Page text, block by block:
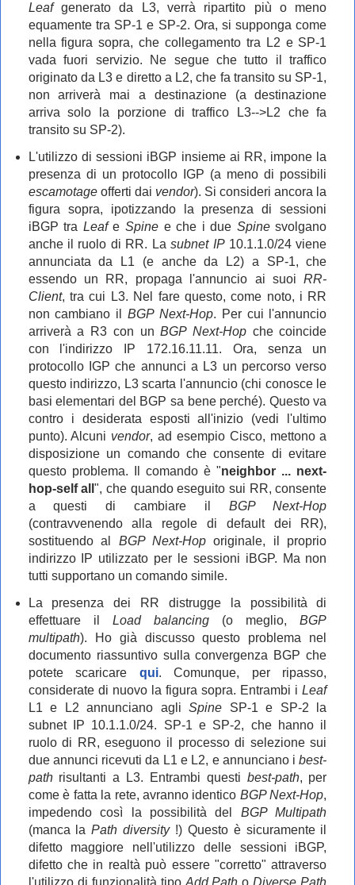
Leafgenerato da L3, verrà ripartito più o meno
equamente tra SP-1 e SP-2. Ora, si supponga come
nella figura sopra, che collegamento tra L2 e SP-1
vada fuori servizio. Ne segue che tutto il traffico
originato da L3 e diretto a L2, che fa transito su SP-1,
non arriverà mai a destinazione (a destinazione
arriva solo la porzione di traffico L3-->L2 che fa
transito su SP-2).
L'utilizzo di sessioni iBGP insieme ai RR, impone la
presenza di un protocollo IGP (a meno di possibili
escamotage offerti dai vendor). Si consideri ancora la
figura sopra, ipotizzando la presenza di sessioni
iBGP tra Leafe Spine e che i due Spinesvolgano
anche il ruolo di RR. Lasubnet IP10.1.1.0/24 viene
annunciata da L1 (e anche da L2) a SP-1, che
essendo un RR, propaga l'annuncio ai suoiRR-
Client, tra cui L3. Nel fare questo, come noto, i RR
non cambiano ilBGP Next-Hop. Per cui l'annuncio
arriverà a R3 con unBGP Next-Hop che coincide
con l'indirizzo IP 172.16.11.11. Ora, senza un
protocollo IGP che annunci a L3 un percorso verso
questo indirizzo, L3 scarta l'annuncio (chi conosce le
basi elementari del BGP sa bene perché). Questo va
contro i desiderata esposti all'inizio (vedi l'ultimo
punto). Alcuni vendor, ad esempio Cisco, mettono a
disposizione un comando che consente di evitare
questo problema. Il comando è "neighbor ... next-
hop-self all", che quando eseguito sui RR, consente
a questi di cambiare il BGP Next-Hop
(contravvenendo alla regole di default dei RR),
sostituendo al BGP Next-Hop originale, il proprio
indirizzo IP utilizzato per le sessioni iBGP. Ma non
tutti supportano un comando simile.
La presenza dei RR distrugge la possibilità di
effettuare il Load balancing (o meglio,BGP
multipath). Ho già discusso questo problema nel
documento riassuntivo sulla convergenza BGP che
potete scaricare qui. Comunque, per ripasso,
considerate di nuovo la figura sopra. Entrambi iLeaf
L1 e L2 annunciano agliSpine SP-1 e SP-2 la
subnet IP 10.1.1.0/24. SP-1 e SP-2, che hanno il
ruolo di RR, eseguono il processo di selezione sui
due annunci ricevuti da L1 e L2, e annunciano ibest-
pathrisultanti a L3. Entrambi questi best-path, per
come è fatta la rete, avranno identico BGP Next-Hop,
impedendo così la possibilità del BGP Multipath
(manca laPath diversity!) Questo è sicuramente il
difetto maggiore nell'utilizzo delle sessioni iBGP,
difetto che in realtà può essere "corretto" attraverso